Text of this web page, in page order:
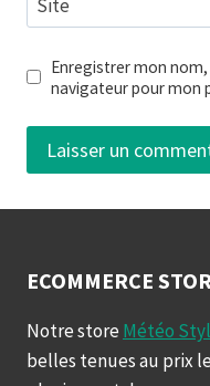
Site
Enregistrer mon
navigateur pour mon
ECOMMERCE
Notre store Météo
belles tenues au prix